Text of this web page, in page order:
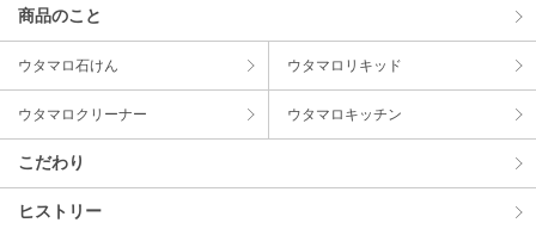
商品のこと
ウタマロ⽯けん ウタマロリキッド
ウタマロクリーナー ウタマロキッチン
こだわり
ヒストリー